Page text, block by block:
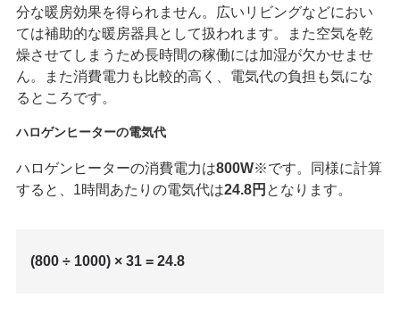
分な暖房効果を得られません。広いリビングなどにおい
ては補助的な暖房器具として扱われます。また空気を乾
燥させてしまうため長時間の稼働には加湿が欠かせませ
ん。また消費電力も比較的高く、電気代の負担も気にな
るところです。
ハロゲンヒーターの電気代
ハロゲンヒーターの消費電力は800W※です。同様に計算
すると、1時間あたりの電気代は24.8円 となります。
(800 ÷ 1000) × 31 = 24.8